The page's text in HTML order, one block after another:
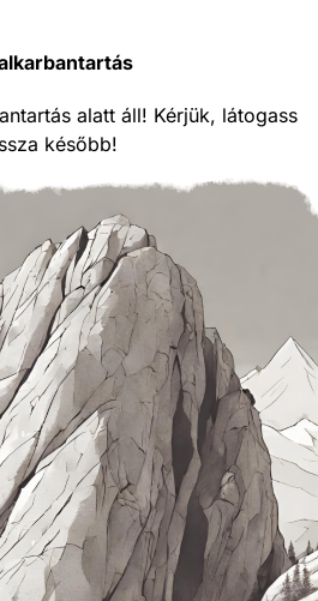
alatt áll! Kérjük, látogass
később!